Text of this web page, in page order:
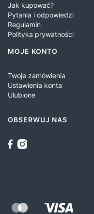
Jak kupować?
Pytania i odpowiedzi
Regulamin
Polityka prywatności
MOJE KONTO
Twoje zamówienia
Ustawienia konta
Ulubione
OBSERWUJ NAS